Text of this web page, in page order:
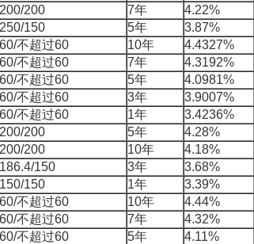
200/200 7年 4.22%
250/150 5年 3.87%
60/不超过60 10年 4.4327%
60/不超过60 7年 4.3192%
60/不超过60 5年 4.0981%
60/不超过60 3年 3.9007%
60/不超过60 1年 3.4236%
200/200 5年 4.28%
200/200 10年 4.18%
186.4/150 3年 3.68%
150/150 1年 3.39%
60/不超过60 10年 4.44%
60/不超过60 7年 4.32%
60/不超过60 5年 4.11%